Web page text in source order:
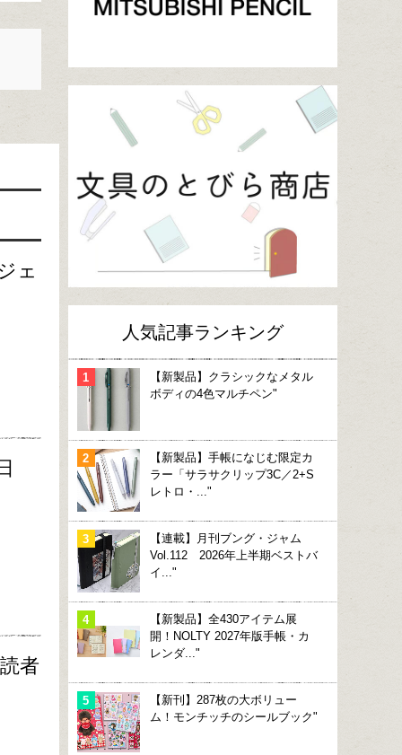
ェ
者
人気記事ランキング
【新製品】クラシックなメタル
ボディの4色マルチペン"
【新製品】手帳になじむ限定カ
ラー「サラサクリップ3C／2+S
レトロ・..."
【連載】月刊ブング・ジャム
Vol.112 2026年上半期ベストバ
イ..."
【新製品】全430アイテム展
開！NOLTY 2027年版手帳・カ
レンダ..."
【新刊】287枚の大ボリュー
ム！モンチッチのシールブック"